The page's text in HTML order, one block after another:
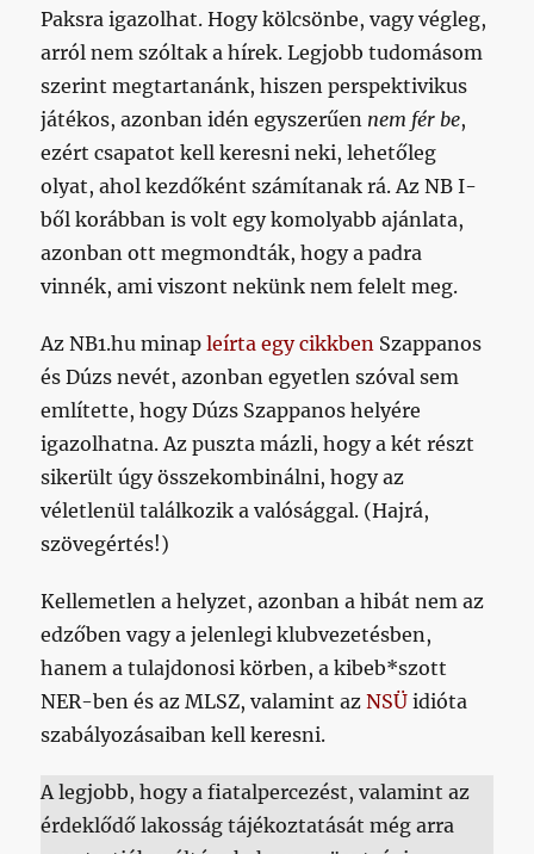
Paksra igazolhat. Hogy kölcsönbe, vagy végleg,
arról nem szóltak a hírek. Legjobb tudomásom
szerint megtartanánk, hiszen perspektivikus
játékos, azonban idén egyszerűen nem fér be,
ezért csapatot kell keresni neki, lehetőleg
olyat, ahol kezdőként számítanak rá. Az NB I-
ből korábban is volt egy komolyabb ajánlata,
azonban ott megmondták, hogy a padra
vinnék, ami viszont nekünk nem felelt meg.
Az NB1.hu minapleírta egy cikkben Szappanos
és Dúzs nevét, azonban egyetlen szóval sem
említette, hogy Dúzs Szappanos helyére
igazolhatna. Az puszta mázli, hogy a két részt
sikerült úgy összekombinálni, hogy az
véletlenül találkozik a valósággal. (Hajrá,
szövegértés!)
Kellemetlen a helyzet, azonban a hibát nem az
edzőben vagy a jelenlegi klubvezetésben,
hanem a tulajdonosi körben, a kibeb*szott
NER-ben és az MLSZ, valamint azNSÜ idióta
szabályozásaiban kell keresni.
A legjobb, hogy a fiatalpercezést, valamint az
érdeklődő lakosság tájékoztatását még arra